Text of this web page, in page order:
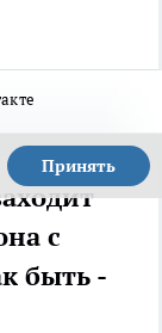
Принять
с
быть -